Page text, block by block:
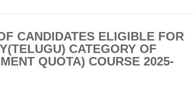
CANDIDATES ELIGIBLE FOR
CATEGORY OF
QUOTA) COURSE 2025-